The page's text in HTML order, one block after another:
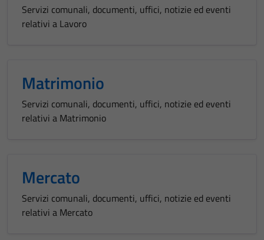
Servizi comunali, documenti, uffici, notizie ed eventi
relativi a Lavoro
Matrimonio
Servizi comunali, documenti, uffici, notizie ed eventi
relativi a Matrimonio
Mercato
Servizi comunali, documenti, uffici, notizie ed eventi
relativi a Mercato